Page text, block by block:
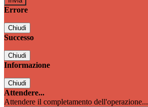
Errore
Chiudi
Successo
Chiudi
Informazione
Chiudi
Attendere...
Attendere il completamento dell'operazione...